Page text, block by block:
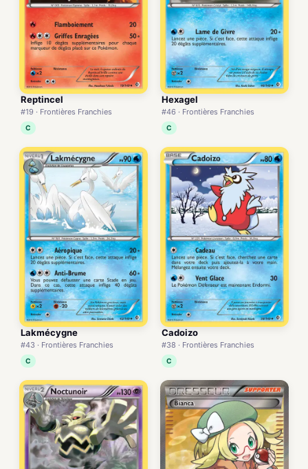
Reptincel
#19 · Frontières Franchies
C
Hexagel
#46 · Frontières Franchies
C
Lakmécygne
#43 · Frontières Franchies
C
Cadoizo
#38 · Frontières Franchies
C